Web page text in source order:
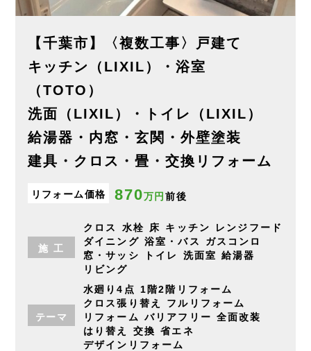
【千葉市】〈複数工事〉戸建て
キッチン（LIXIL）・浴室
（TOTO）
洗面（LIXIL）・トイレ（LIXIL）
給湯器・内窓・玄関・外壁塗装
建具・クロス・畳・交換リフォーム
リフォーム価格 870万円前後
施 工
クロス 水栓 床 キッチン
レンジフード
ダイニング 浴室・バス
ガスコンロ
窓・サッシ
トイレ 洗面室 給湯器
リビング
テーマ
水廻り4点
1階2階リフォーム
クロス張り替え
フルリフォーム
リフォーム
バリアフリー 全面改装
はり替え
交換 省エネ
デザインリフォーム